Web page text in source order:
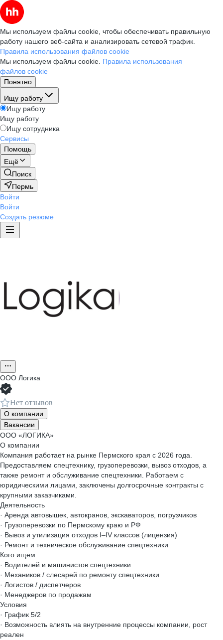
Мы используем файлы cookie, чтобы обеспечивать правильную
работу нашего веб-сайта и анализировать сетевой трафик.
Правила использования файлов cookie
Мы используем файлы cookie. Правила использования
файлов cookie
Понятно
Ищу работу
Ищу работу
Ищу работу
Ищу сотрудника
Сервисы
Помощь
Ещё
Поиск
Пермь
Войти
Войти
Создать резюме
ООО Логика
Нет отзывов
О компании
Вакансии
ООО «ЛОГИКА»
О компании
Компания работает на рынке Пермского края с 2026 года.
Предоставляем спецтехнику, грузоперевозки, вывоз отходов, а
также ремонт и обслуживание спецтехники. Работаем с
юридическими лицами, заключены долгосрочные контракты с
крупными заказчиками.
Деятельность
· Аренда автовышек, автокранов, экскаваторов, погрузчиков
· Грузоперевозки по Пермскому краю и РФ
· Вывоз и утилизация отходов I–IV классов (лицензия)
· Ремонт и техническое обслуживание спецтехники
Кого ищем
· Водителей и машинистов спецтехники
· Механиков / слесарей по ремонту спецтехники
· Логистов / диспетчеров
· Менеджеров по продажам
Условия
· График 5/2
· Возможность влиять на внутренние процессы компании, рост
реален